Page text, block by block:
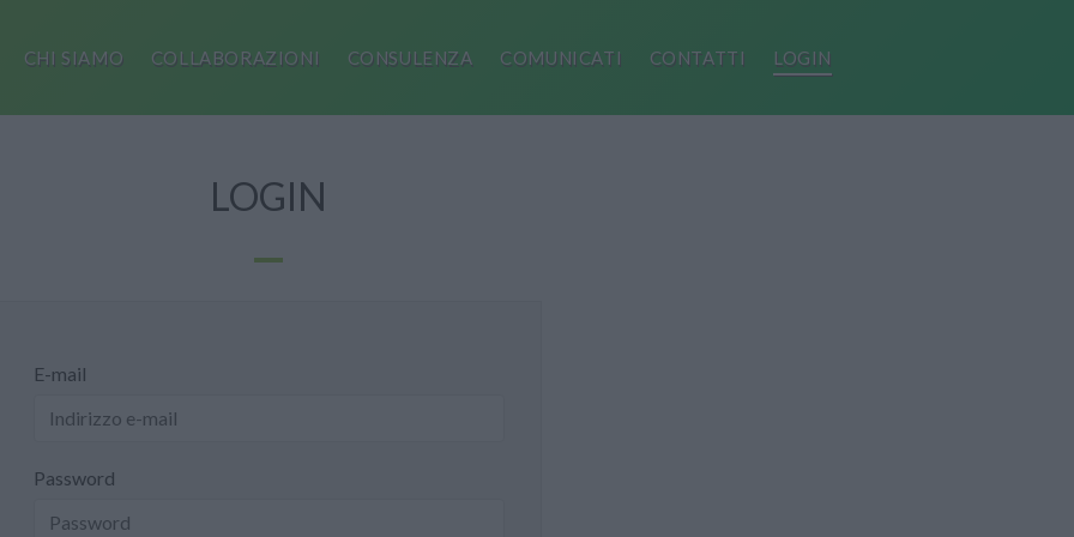
CHI SIAMO COLLABORAZIONI CONSULENZA COMUNICATI CONTATTI LOGIN
LOGIN
E-mail
Password